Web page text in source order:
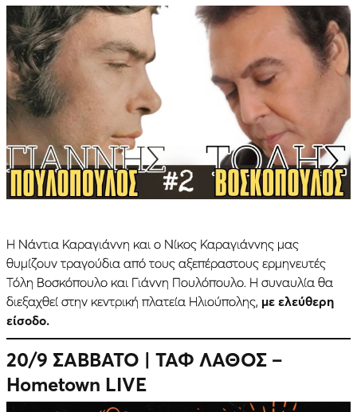
Η Νάντια Καραγιάννη και ο Νίκος Καραγιάννης μας
θυμίζουν τραγούδια από τους αξεπέραστους ερμηνευτές
Τόλη Βοσκόπουλο και Γιάννη Πουλόπουλο. Η συναυλία θα
διεξαχθεί στην κεντρική πλατεία Ηλιούπολης, με ελεύθερη
είσοδο.
20/9 ΣΑΒΒΑΤΟ | ΤΑΦ ΛΑΘΟΣ –
Hometown LIVE